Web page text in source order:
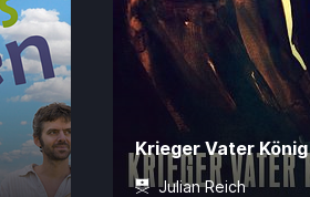
Krieger Vater König
Julian Reich